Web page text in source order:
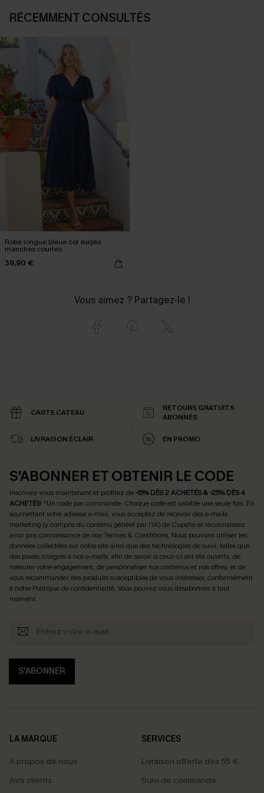
RÉCEMMENT CONSULTÉS
Robe longue bleue col surplis
manches courtes
39,90 €
Vous aimez ? Partagez-le !
CARTE CATEAU
RETOURS GRATUITS
ABONNÉS
LIVRAISON ÉCLAIR EN PROMO
S'ABONNER ET OBTENIR LE CODE
Inscrivez-vous maintenant et profitez de -15% DÈS 2 ACHETÉS & -25% DÈS 4
ACHETÉS! *Un code par commande. Chaque code est valable une seule fois. En
soumettant votre adresse e-mail, vous acceptez de recevoir des e-mails
marketing (y compris du contenu généré par l'IA) de Cupshe et reconnaissez
avoir pris connaissance de nosTermes & Conditions. Nous pouvons utiliser les
données collectées sur notre site ainsi que des technologies de suivi, telles que
des pixels intégrés à nos e-mails, afin de savoir si ceux-ci ont été ouverts, de
mesurer votre engagement, de personnaliser nos contenus et nos offres, et de
vous recommander des produits susceptibles de vous intéresser, conformément
à notre Politique de confidentialité. Vous pouvez vous désabonner à tout
moment.
S'ABONNER
LA MARQUE
À propos de nous
Avis clients
SERVICES
Livraison offerte dès 55 €
Suivi de commande